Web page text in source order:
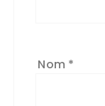
Nom *